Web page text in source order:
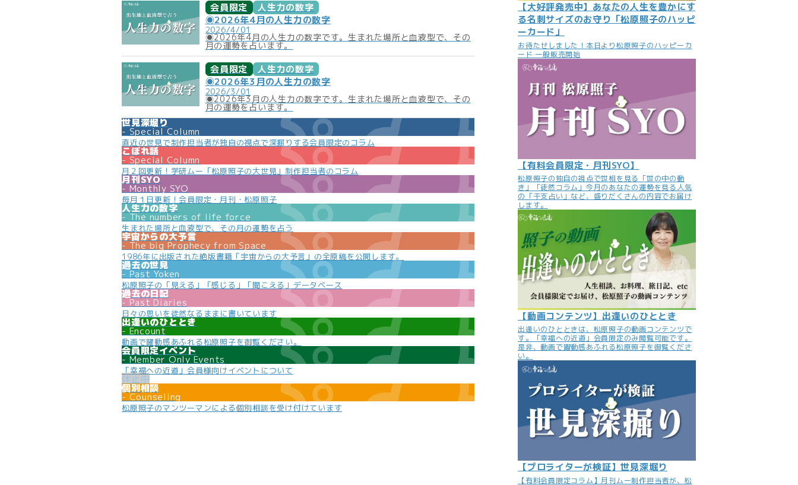
会員限定
人生力の数字
◉2026年4月の人生力の数字
2026/4/01
◉2026年4月の人生力の数字です。生まれた場所と血液型で、その
月の運勢を占います。
会員限定
人生力の数字
◉2026年3月の人生力の数字
2026/3/01
◉2026年3月の人生力の数字です。生まれた場所と血液型で、その
月の運勢を占います。
世見深堀り
Special Column
直近の世見で制作担当者が独自の視点で深掘りする会員限定のコラム
こぼれ話
Special Column
月２回更新！学研ムー「松原照子の大世見」制作担当者のコラム
月刊SYO
Monthly SYO
毎月１日更新！会員限定・月刊・松原照子
人生力の数字
The numbers of life force
生まれた場所と血液型で、その月の運勢を占う
宇宙からの大予言
The big Prophecy from Space
1986年に出版された絶版書籍「宇宙からの大予言」の全原稿を公開します。
過去の世見
Past Yoken
松原照子の「見える」「感じる」「聞こえる」データベース
過去の日記
Past Diaries
日々の思いを徒然なるままに書いています
出逢いのひととき
Encount
動画で躍動感あふれる松原照子を御覧ください。
会員限定イベント
Member Only Events
「幸福への近道」会員様向けイベントについて
個別相談
Counseling
松原照子のマンツーマンによる個別相談を受け付けています
【大好評発売中】あなたの人生を豊かにす
る名刺サイズのお守り「松原照子のハッピ
ーカード」
お待たせしました！本日より松原照子のハッピーカ
ード 一般販売開始
【有料会員限定・月刊SYO】
松原照子の独自の視点で世相を見る「世の中の動
き」「徒然コラム」今月のあなたの運勢を見る人気
の「干支占い」など、盛りだくさんの内容でお届け
します。
【動画コンテンツ】出逢いのひととき
出逢いのひとときは、松原照子の動画コンテンツで
す。「幸福への近道」会員限定のみ閲覧可能です。
是非、動画で躍動感あふれる松原照子を御覧くださ
い。
【プロライターが検証】世見深堀り
【有料会員限定コラム】月刊ムー制作担当者が、松